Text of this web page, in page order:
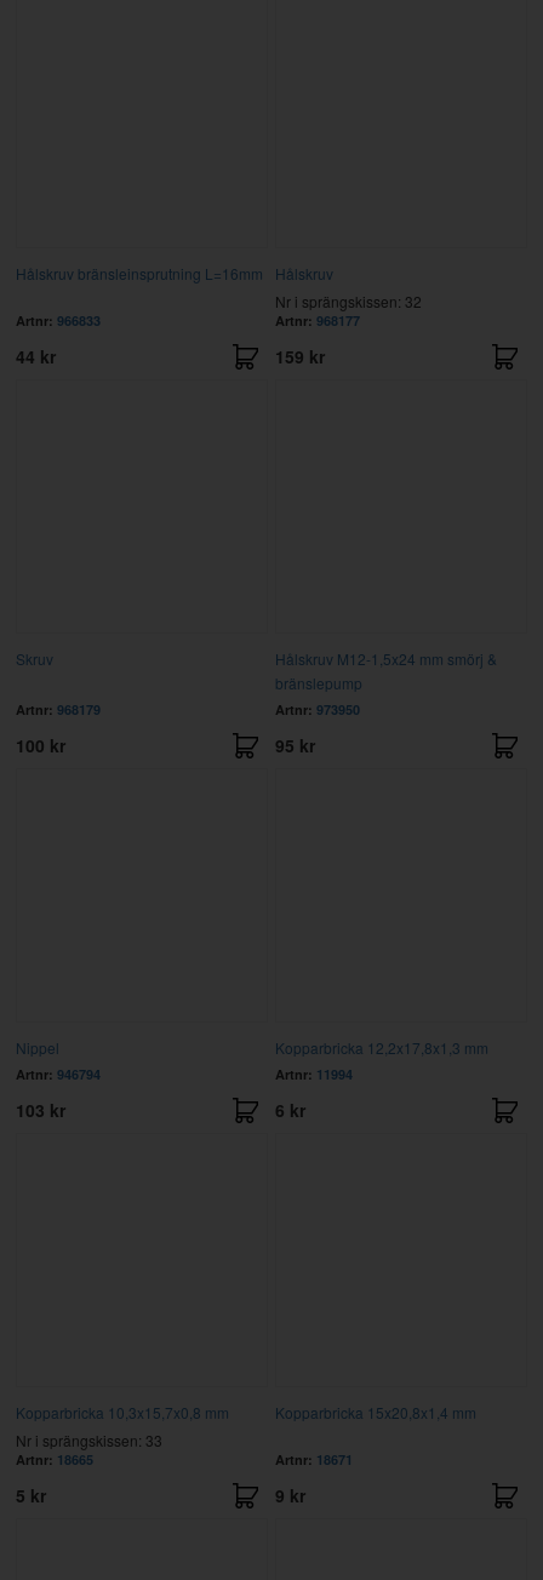
Hålskruv bränsleinsprutning L=16mm
Artnr: 966833
44 kr
Hålskruv
Nr i sprängskissen: 32
Artnr: 968177
159 kr
Skruv
Artnr: 968179
100 kr
Hålskruv M12-1,5x24 mm smörj &
bränslepump
Artnr: 973950
95 kr
Nippel
Artnr: 946794
103 kr
Kopparbricka 12,2x17,8x1,3 mm
Artnr: 11994
6 kr
Kopparbricka 10,3x15,7x0,8 mm
Nr i sprängskissen: 33
Artnr: 18665
5 kr
Kopparbricka 15x20,8x1,4 mm
Artnr: 18671
9 kr